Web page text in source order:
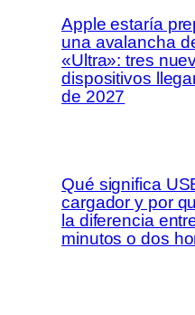
Apple estaría
una avalancha
«Ultra»: tres
dispositivos
de 2027
Qué significa
cargador y por
la diferencia
minutos o dos